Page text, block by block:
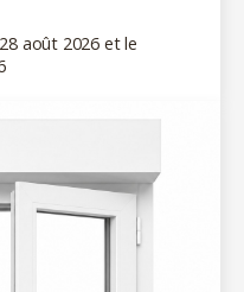
août 2026 et le